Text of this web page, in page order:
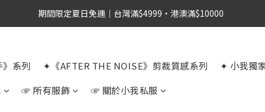
期間限定夏日免運｜台灣滿$4999・港澳滿$10000
系列 ✦《AFTER THE NOISE》剪裁質感系列
✦ 小我獨
☞ 所有服飾 ☞ 關於小我私服